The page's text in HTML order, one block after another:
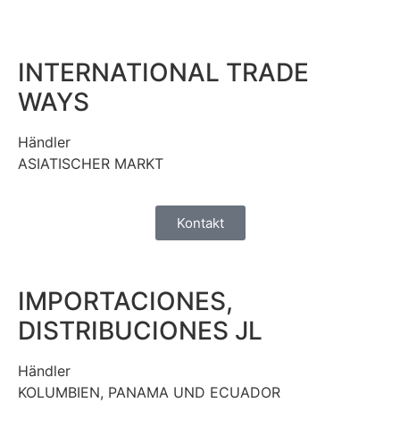
INTERNATIONAL TRADE
WAYS
Händler
ASIATISCHER MARKT
Kontakt
IMPORTACIONES,
DISTRIBUCIONES JL
Händler
KOLUMBIEN, PANAMA UND ECUADOR